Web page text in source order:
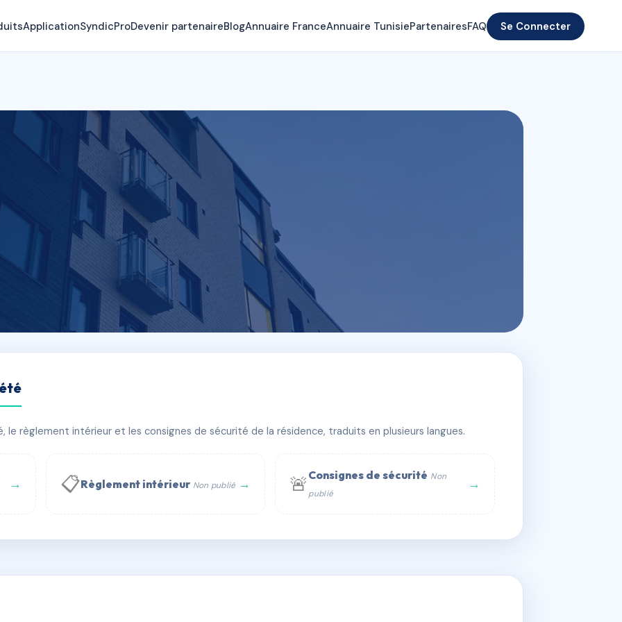
ApplicationSyndicProDevenir partenaireBlogAnnuaire FranceAnnuaire TunisiePartenairesFAQ Se Connecter
WhatsApp
règlement intérieur et les consignes de sécurité de la résidence, traduits en plusieurs langues.
→ 📋Règlement intérieur Non publié → 🚨 Consignes de sécurité Non
publié
→
AC6730121 🇫🇷